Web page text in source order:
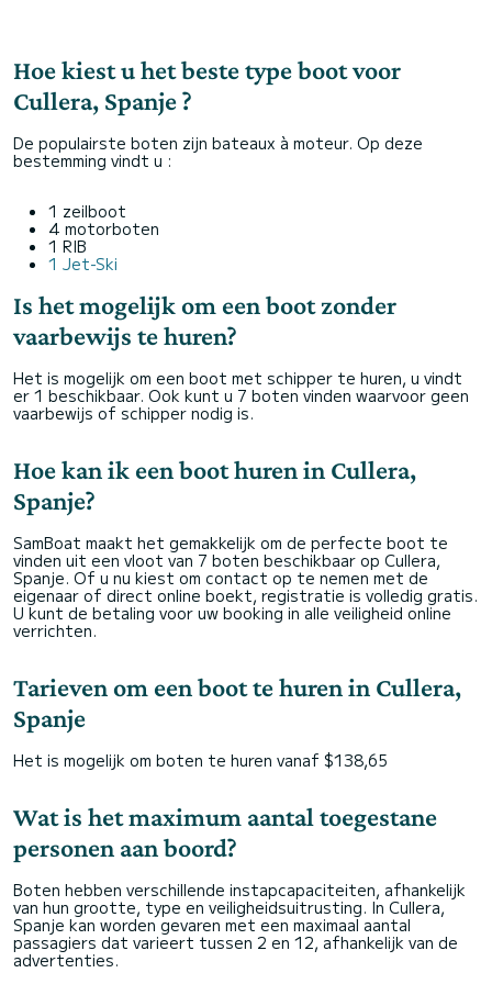
Hoe kiest u het beste type boot voor
Cullera, Spanje ?
De populairste boten zijn bateaux à moteur. Op deze
bestemming vindt u :
1 zeilboot
4 motorboten
1 RIB
1 Jet-Ski
Is het mogelijk om een boot zonder
vaarbewijs te huren?
Het is mogelijk om een boot met schipper te huren, u vindt
er 1 beschikbaar. Ook kunt u 7 boten vinden waarvoor geen
vaarbewijs of schipper nodig is.
Hoe kan ik een boot huren in Cullera,
Spanje?
SamBoat maakt het gemakkelijk om de perfecte boot te
vinden uit een vloot van 7 boten beschikbaar op Cullera,
Spanje. Of u nu kiest om contact op te nemen met de
eigenaar of direct online boekt, registratie is volledig gratis.
U kunt de betaling voor uw booking in alle veiligheid online
verrichten.
Tarieven om een boot te huren in Cullera,
Spanje
Het is mogelijk om boten te huren vanaf $138,65
Wat is het maximum aantal toegestane
personen aan boord?
Boten hebben verschillende instapcapaciteiten, afhankelijk
van hun grootte, type en veiligheidsuitrusting. In Cullera,
Spanje kan worden gevaren met een maximaal aantal
passagiers dat varieert tussen 2 en 12, afhankelijk van de
advertenties.